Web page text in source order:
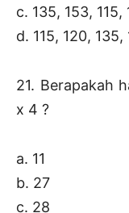
c. 135, 153, 115,
d. 115, 120, 135,
21. Berapakah
x 4 ?
a. 11
b. 27
c. 28